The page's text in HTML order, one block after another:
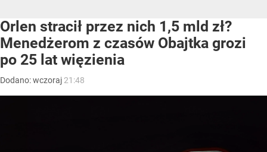
Orlen stracił przez nich 1,5 mld zł?
Menedżerom z czasów Obajtka grozi
po 25 lat więzienia
Dodano:wczoraj 21:48